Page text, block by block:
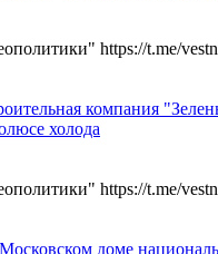
https://t.me/
компания
холода
https://t.me/
доме